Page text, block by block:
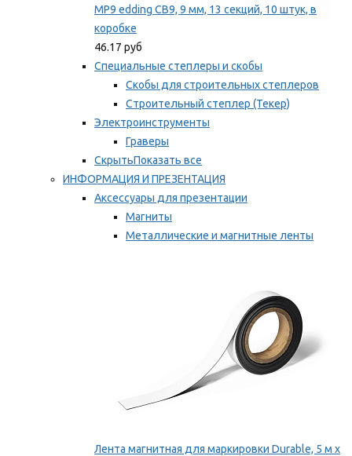
MP9 edding CB9, 9 мм, 13 секций, 10 штук, в
коробке
46.17 руб
Специальные степлеры и скобы
Скобы для строительных степлеров
Строительный степлер (Текер)
Электроинструменты
Граверы
СкрытьПоказать все
ИНФОРМАЦИЯ И ПРЕЗЕНТАЦИЯ
Аксессуары для презентации
Магниты
Металлические и магнитные ленты
Лента магнитная для маркировки Durable, 5 м х